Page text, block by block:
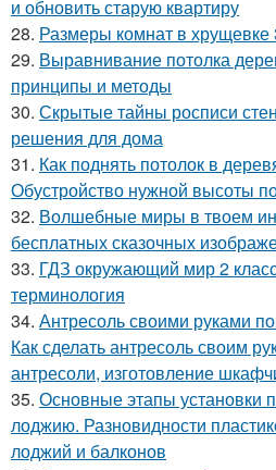
и обновить старую квартиру
28. Размеры комнат в хрущевке
29. Выравнивание потолка
принципы и методы
30. Скрытые тайны росписи
решения для дома
31. Как поднять потолок в
Обустройство нужной высоты
32. Волшебные миры в твоем
бесплатных сказочных
33. ГДЗ окружающий мир 2
терминология
34. Антресоль своими руками
Как сделать антресоль своим
антресоли, изготовление
35. Основные этапы установки
лоджию. Разновидности
лоджий и балконов